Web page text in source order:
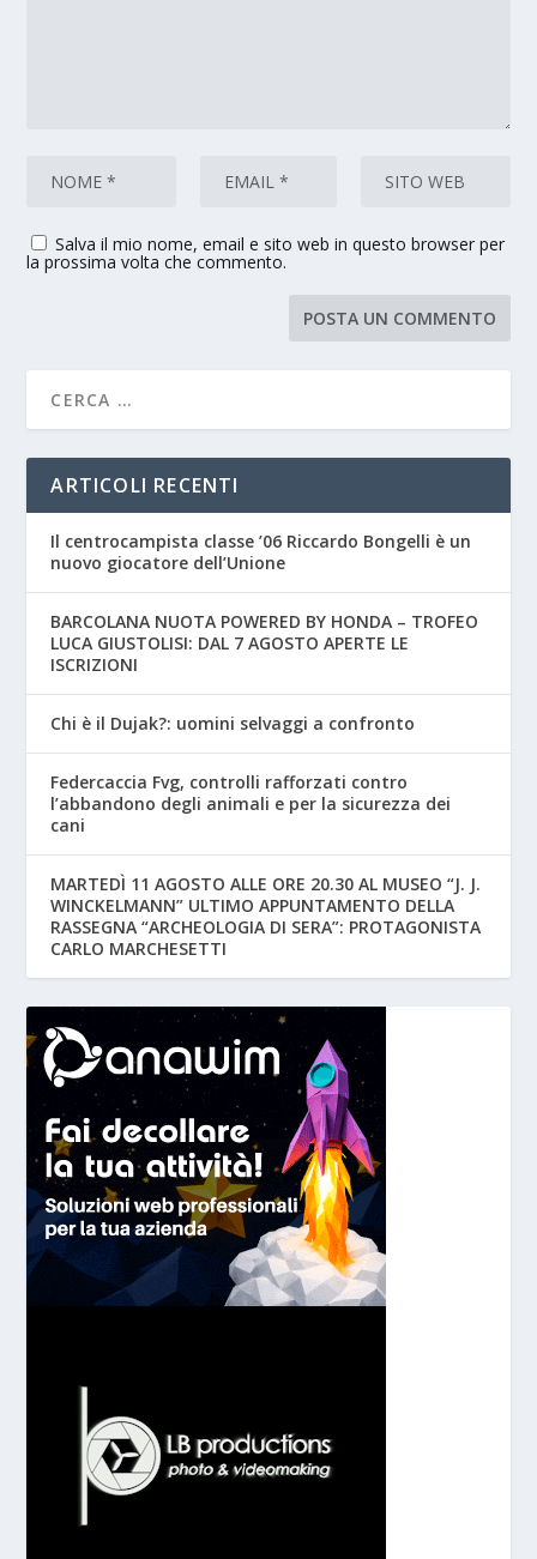
Salva il mio nome, email e sito web in questo browser per
la prossima volta che commento.
ARTICOLI RECENTI
Il centrocampista classe ’06 Riccardo Bongelli è un
nuovo giocatore dell’Unione
BARCOLANA NUOTA POWERED BY HONDA – TROFEO
LUCA GIUSTOLISI: DAL 7 AGOSTO APERTE LE
ISCRIZIONI
Chi è il Dujak?: uomini selvaggi a confronto
Federcaccia Fvg, controlli rafforzati contro
l’abbandono degli animali e per la sicurezza dei
cani
MARTEDÌ 11 AGOSTO ALLE ORE 20.30 AL MUSEO “J. J.
WINCKELMANN” ULTIMO APPUNTAMENTO DELLA
RASSEGNA “ARCHEOLOGIA DI SERA”: PROTAGONISTA
CARLO MARCHESETTI